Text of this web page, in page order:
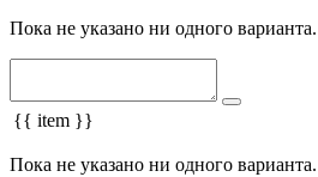
Пока не указано ни одного варианта.
{{ item }}
Пока не указано ни одного варианта.